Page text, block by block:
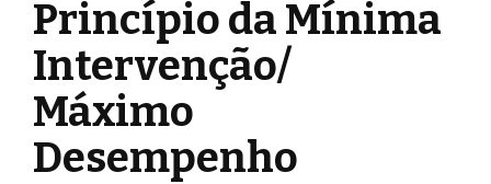
Princípio da Mínima
Intervenção/
Máximo
Desempenho